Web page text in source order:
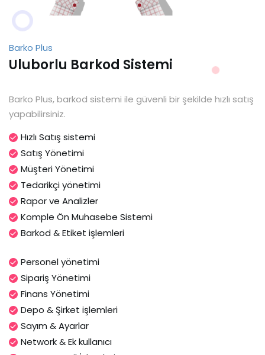
Barko Plus
Uluborlu Barkod Sistemi
Barko Plus, barkod sistemi ile güvenli bir şekilde hızlı satış
yapabilirsiniz.
Hızlı Satış sistemi
Satış Yönetimi
Müşteri Yönetimi
Tedarikçi yönetimi
Rapor ve Analizler
Komple Ön Muhasebe Sistemi
Barkod & Etiket işlemleri
Personel yönetimi
Sipariş Yönetimi
Finans Yönetimi
Depo & Şirket işlemleri
Sayım & Ayarlar
Network & Ek kullanıcı